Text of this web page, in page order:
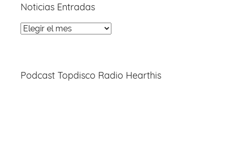
Noticias Entradas
Noticias
Podcast Topdisco Radio Hearthis